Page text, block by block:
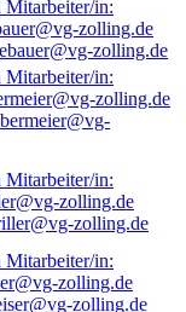
zolling.de
zolling.de
zolling.de